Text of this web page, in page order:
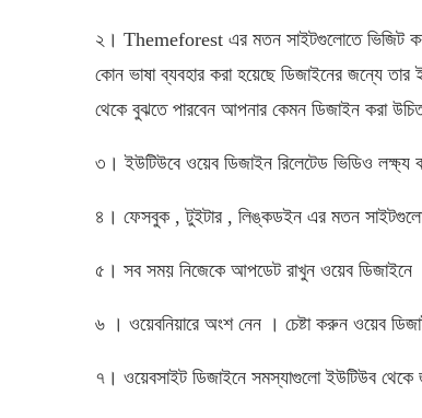
২। Themeforest এর মতন সাইটগুলোতে ভিজিট
কোন ভাষা ব্যবহার করা হয়েছে ডিজাইনের জন্যে
থেকে বুঝতে পারবেন আপনার কেমন ডিজাইন করা
৩। ইউটিউবে ওয়েব ডিজাইন রিলেটেড ভিডিও
৪। ফেসবুক , টুইটার , লিঙ্কডইন এর মতন
৫। সব সময় নিজেকে আপডেট রাখুন ওয়েব ডিজাইনে
৬ । ওয়েবনিয়ারে অংশ নেন । চেষ্টা করুন ওয়েব
৭। ওয়েবসাইট ডিজাইনে সমস্যাগুলো ইউটিউব থেকে